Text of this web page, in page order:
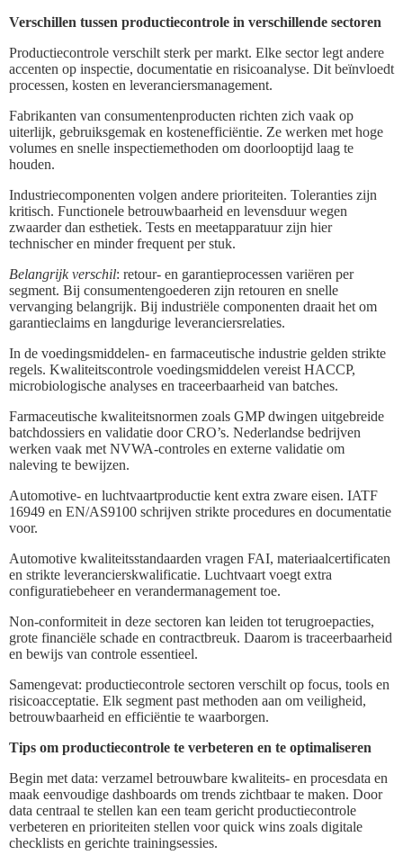
Verschillen tussen productiecontrole in verschillende sectoren
Productiecontrole verschilt sterk per markt. Elke sector legt andere
accenten op inspectie, documentatie en risicoanalyse. Dit beïnvloedt
processen, kosten en leveranciersmanagement.
Fabrikanten van consumentenproducten richten zich vaak op
uiterlijk, gebruiksgemak en kostenefficiëntie. Ze werken met hoge
volumes en snelle inspectiemethoden om doorlooptijd laag te
houden.
Industriecomponenten volgen andere prioriteiten. Toleranties zijn
kritisch. Functionele betrouwbaarheid en levensduur wegen
zwaarder dan esthetiek. Tests en meetapparatuur zijn hier
technischer en minder frequent per stuk.
Belangrijk verschil: retour- en garantieprocessen variëren per
segment. Bij consumentengoederen zijn retouren en snelle
vervanging belangrijk. Bij industriële componenten draait het om
garantieclaims en langdurige leveranciersrelaties.
In de voedingsmiddelen- en farmaceutische industrie gelden strikte
regels. Kwaliteitscontrole voedingsmiddelen vereist HACCP,
microbiologische analyses en traceerbaarheid van batches.
Farmaceutische kwaliteitsnormen zoals GMP dwingen uitgebreide
batchdossiers en validatie door CRO’s. Nederlandse bedrijven
werken vaak met NVWA-controles en externe validatie om
naleving te bewijzen.
Automotive- en luchtvaartproductie kent extra zware eisen. IATF
16949 en EN/AS9100 schrijven strikte procedures en documentatie
voor.
Automotive kwaliteitsstandaarden vragen FAI, materiaalcertificaten
en strikte leverancierskwalificatie. Luchtvaart voegt extra
configuratiebeheer en verandermanagement toe.
Non-conformiteit in deze sectoren kan leiden tot terugroepacties,
grote financiële schade en contractbreuk. Daarom is traceerbaarheid
en bewijs van controle essentieel.
Samengevat: productiecontrole sectoren verschilt op focus, tools en
risicoacceptatie. Elk segment past methoden aan om veiligheid,
betrouwbaarheid en efficiëntie te waarborgen.
Tips om productiecontrole te verbeteren en te optimaliseren
Begin met data: verzamel betrouwbare kwaliteits- en procesdata en
maak eenvoudige dashboards om trends zichtbaar te maken. Door
data centraal te stellen kan een team gericht productiecontrole
verbeteren en prioriteiten stellen voor quick wins zoals digitale
checklists en gerichte trainingsessies.